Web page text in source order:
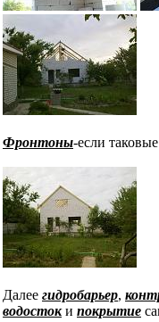
Фронтоны-если
Далее гидробарьер,
водостоки покрытие